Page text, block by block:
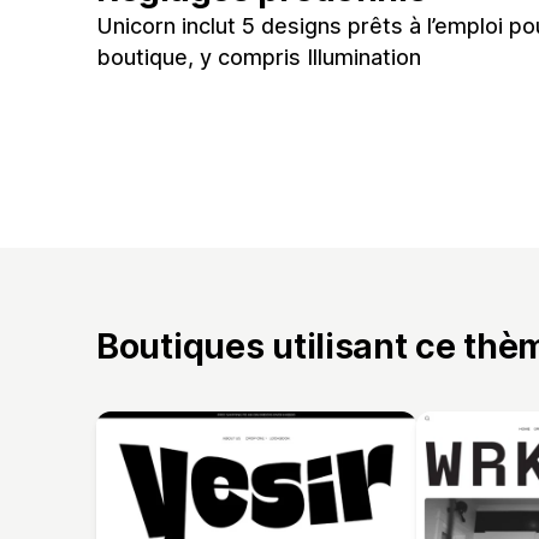
Unicorn inclut 5 designs prêts à l’emploi
boutique, y compris Illumination
Boutiques utilisant ce